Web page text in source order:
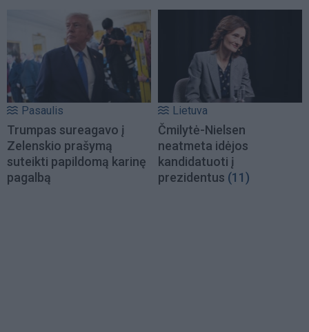
Pasaulis
Trumpas sureagavo į
Zelenskio prašymą
suteikti papildomą karinę
pagalbą
Lietuva
Čmilytė-Nielsen
neatmeta idėjos
kandidatuoti į
prezidentus (11)